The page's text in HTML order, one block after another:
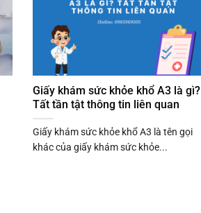
Giấy khám sức khỏe khổ A3 là gì?
Tất tần tật thông tin liên quan
Giấy khám sức khỏe khổ A3 là tên gọi
khác của giấy khám sức khỏe...